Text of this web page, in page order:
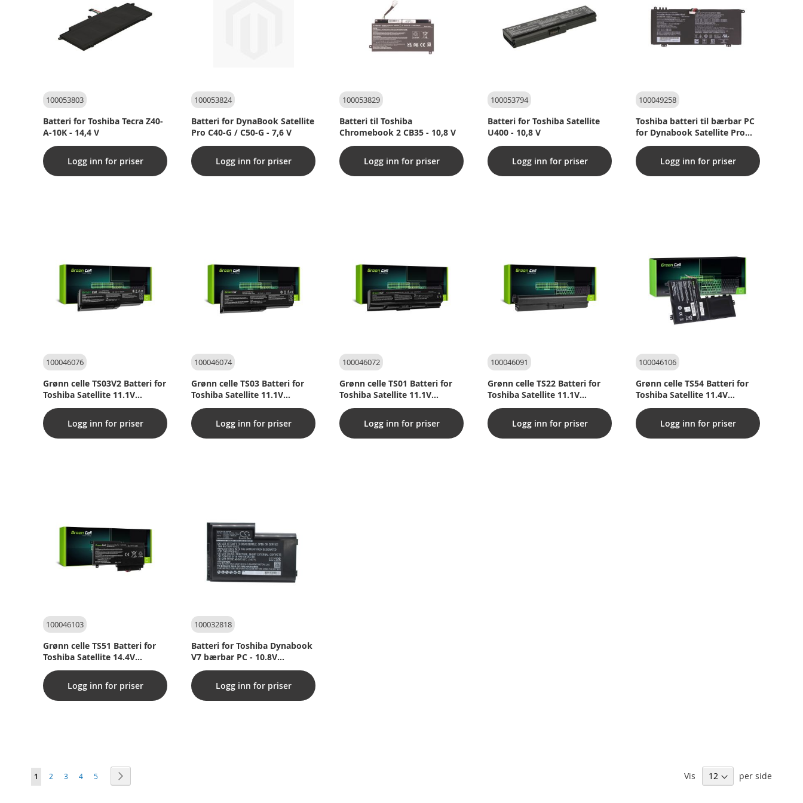
100053803
Batteri for Toshiba Tecra Z40-
A-10K - 14,4 V
Logg inn for priser
100053824
Batteri for DynaBook Satellite
Pro C40-G / C50-G - 7,6 V
Logg inn for priser
100053829
Batteri til Toshiba
Chromebook 2 CB35 - 10,8 V
Logg inn for priser
100053794
Batteri for Toshiba Satellite
U400 - 10,8 V
Logg inn for priser
100049258
Toshiba batteri til bærbar PC
for Dynabook Satellite Pro
C40-G-10Z og andre
Logg inn for priser
100046076
Grønn celle TS03V2 Batteri for
Toshiba Satellite 11.1V
4400mAh
Logg inn for priser
100046074
Grønn celle TS03 Batteri for
Toshiba Satellite 11.1V
4400mAh
Logg inn for priser
100046072
Grønn celle TS01 Batteri for
Toshiba Satellite 11.1V
4400mAh
Logg inn for priser
100046091
Grønn celle TS22 Batteri for
Toshiba Satellite 11.1V
8800mAh
Logg inn for priser
100046106
Grønn celle TS54 Batteri for
Toshiba Satellite 11.4V
4160mAh
Logg inn for priser
100046103
Grønn celle TS51 Batteri for
Toshiba Satellite 14.4V
2838mAh
Logg inn for priser
100032818
Batteri for Toshiba Dynabook
V7 bærbar PC - 10.8V
(kompatibel)
Logg inn for priser
Side
You're currently reading page
1 Side
2 Side
3 Side
4 Side
5 Vis per side